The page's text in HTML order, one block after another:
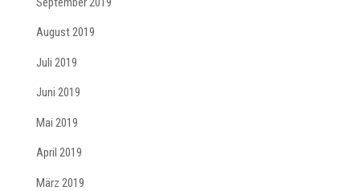
August 2019
Juli 2019
Juni 2019
Mai 2019
April 2019
März 2019